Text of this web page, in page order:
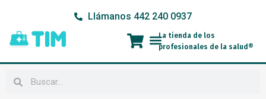
contenido
Llámanos 442 240 0937
Menú
La tienda de los
profesionales de la salud®
Buscar